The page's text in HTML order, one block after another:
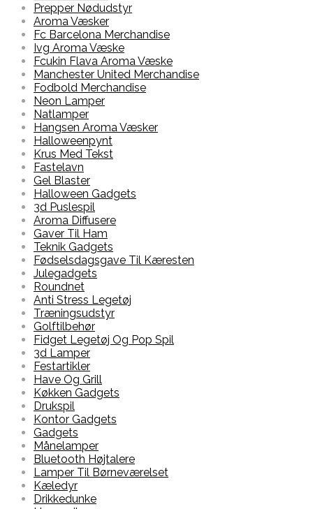
Prepper Nødudstyr
Aroma Væsker
Fc Barcelona Merchandise
Ivg Aroma Væske
Fcukin Flava Aroma Væske
Manchester United Merchandise
Fodbold Merchandise
Neon Lamper
Natlamper
Hangsen Aroma Væsker
Halloweenpynt
Krus Med Tekst
Fastelavn
Gel Blaster
Halloween Gadgets
3d Puslespil
Aroma Diffusere
Gaver Til Ham
Teknik Gadgets
Fødselsdagsgave Til Kæresten
Julegadgets
Roundnet
Anti Stress Legetøj
Træningsudstyr
Golftilbehør
Fidget Legetøj Og Pop Spil
3d Lamper
Festartikler
Have Og Grill
Køkken Gadgets
Drukspil
Kontor Gadgets
Gadgets
Månelamper
Bluetooth Højtalere
Lamper Til Børneværelset
Kæledyr
Drikkedunke